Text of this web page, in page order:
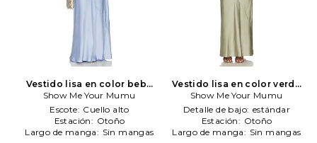
Vestido lisa en color bebe
azul Show Me Your Mumu
Show Me Your Mumu
Escote: Cuello alto
Estación: Otoño
Largo de manga: Sin mangas
Vestido lisa en color verde
salvia Show Me Your Mumu
Show Me Your Mumu
Detalle de bajo: estándar
Estación: Otoño
Largo de manga: Sin mangas